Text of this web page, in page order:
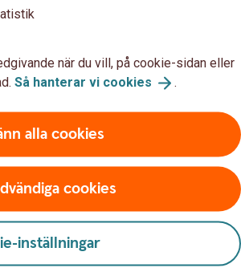
fri förfoganderätt.
din make eller
till sitt arv först
gått bort så går den
särkullbarn
så får partnern
det gemensamma
först när båda
Med
kan
som
när du vill, på cookie-sidan eller
Så hanterar vi cookies .
alla cookies
cookies
inställningar